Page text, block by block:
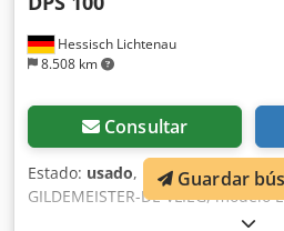
Hessisch Lichtenau
8.508 km
Consultar
Estado: usado, Equipo de
GILDEMEISTER-DE VLIEG, modelo
100 N.º de serie: 83-10-102, año
Guardar